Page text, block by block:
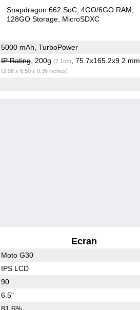
Snapdragon 662 SoC 4GO/6GO RAM
128GO Storage MicroSDXC
5000 mAh, TurboPower
IP Rating, 200g (7.1oz) , 75.7x165.2x9.2 mm
(2.98 x 6.50 x 0.36 inches)
Ecran
Moto G30
IPS LCD
90
6.5"
81.6%